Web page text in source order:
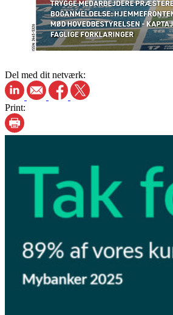
Del med dit netværk:
Print: